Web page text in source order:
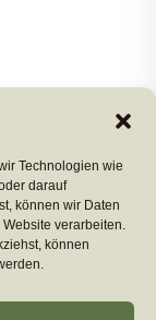
Technologien wie
darauf
können wir Daten
verarbeiten.
können